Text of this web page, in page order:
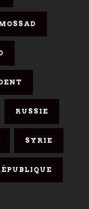
RUSSIE
SYRIE